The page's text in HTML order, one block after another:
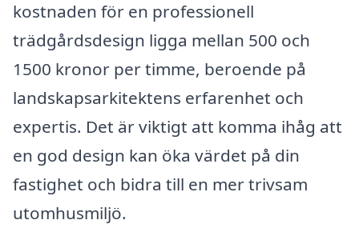
kostnaden för en professionell
trädgårdsdesign ligga mellan 500 och
1500 kronor per timme, beroende på
landskapsarkitektens erfarenhet och
expertis. Det är viktigt att komma ihåg att
en god design kan öka värdet på din
fastighet och bidra till en mer trivsam
utomhusmiljö.